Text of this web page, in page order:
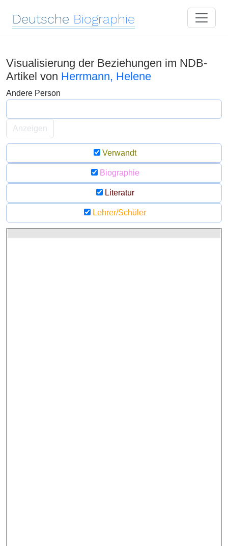
Deutsche Biographie
Visualisierung der Beziehungen im NDB-
Artikel von Herrmann, Helene
Andere Person
Anzeigen
Verwandt
Biographie
Literatur
Lehrer/Schüler